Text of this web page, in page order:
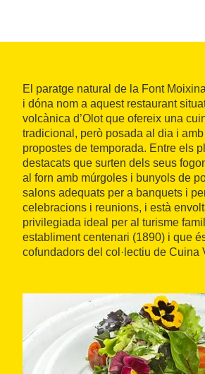
El paratge natural de la Font
i dóna nom a aquest restaurant
volcànica d’Olot que ofereix una
tradicional, però posada al dia i
propostes de temporada. Entre els
destacats que surten dels seus
al forn amb múrgoles i bunyols de
salons adequats per a banquets i
celebracions i reunions, i està
privilegiada ideal per al turisme
establiment centenari (1890) i que
cofundadors del col·lectiu de Cuina